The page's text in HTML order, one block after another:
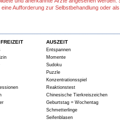
Aufforderung zur Selbstbehandlung oder als
AUSZEIT
Entspannen
Momente
Sudoku
Puzzle
Konzentrationsspiel
Reaktionstest
Chinesische Tierkreiszeichen
Geburtstag = Wochentag
Schmetterlinge
Seifenblasen